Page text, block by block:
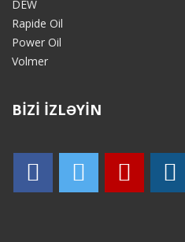
DEW
Rapide Oil
Power Oil
Volmer
BİZİ İZLƏYİN